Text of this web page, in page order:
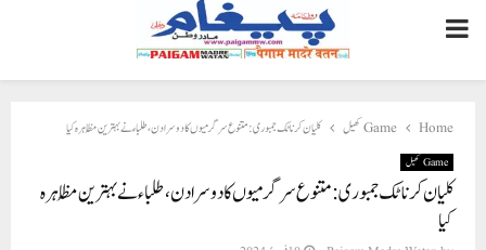
PRIMARY
MENU
Home Game کھیل کلیان کرناٹک جمبوری: متنوع سرگرمیوں کا دوسرا دن،طلباء نے بہترین مُظاہرہ کیا
Game کھیل
کلیان کرناٹک جمبوری: متنوع سرگرمیوں کا دوسرا دن،طلباء نے بہترین مُظاہرہ
کیا